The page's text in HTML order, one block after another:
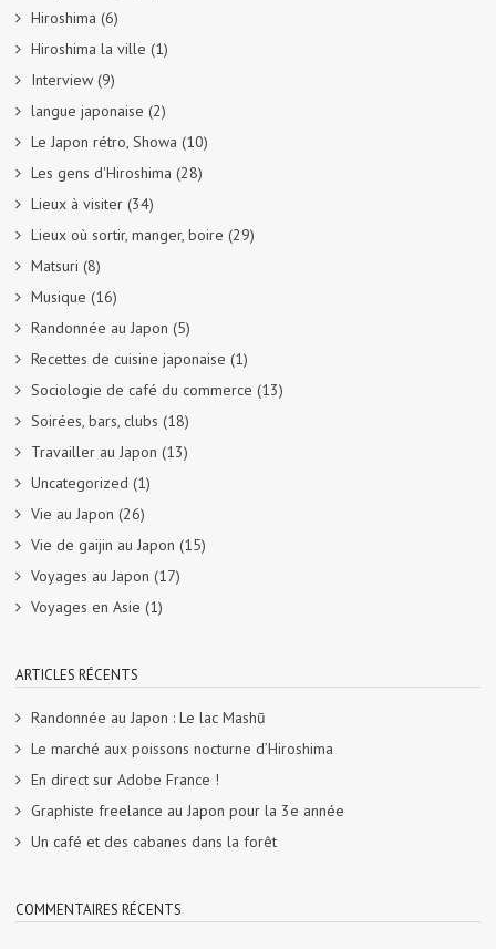
Hiroshima (6)
Hiroshima la ville (1)
Interview (9)
langue japonaise (2)
Le Japon rétro, Showa (10)
Les gens d'Hiroshima (28)
Lieux à visiter (34)
Lieux où sortir, manger, boire (29)
Matsuri (8)
Musique (16)
Randonnée au Japon (5)
Recettes de cuisine japonaise (1)
Sociologie de café du commerce (13)
Soirées, bars, clubs (18)
Travailler au Japon (13)
Uncategorized (1)
Vie au Japon (26)
Vie de gaijin au Japon (15)
Voyages au Japon (17)
Voyages en Asie (1)
ARTICLES RÉCENTS
Randonnée au Japon : Le lac Mashū
Le marché aux poissons nocturne d’Hiroshima
En direct sur Adobe France !
Graphiste freelance au Japon pour la 3e année
Un café et des cabanes dans la forêt
COMMENTAIRES RÉCENTS